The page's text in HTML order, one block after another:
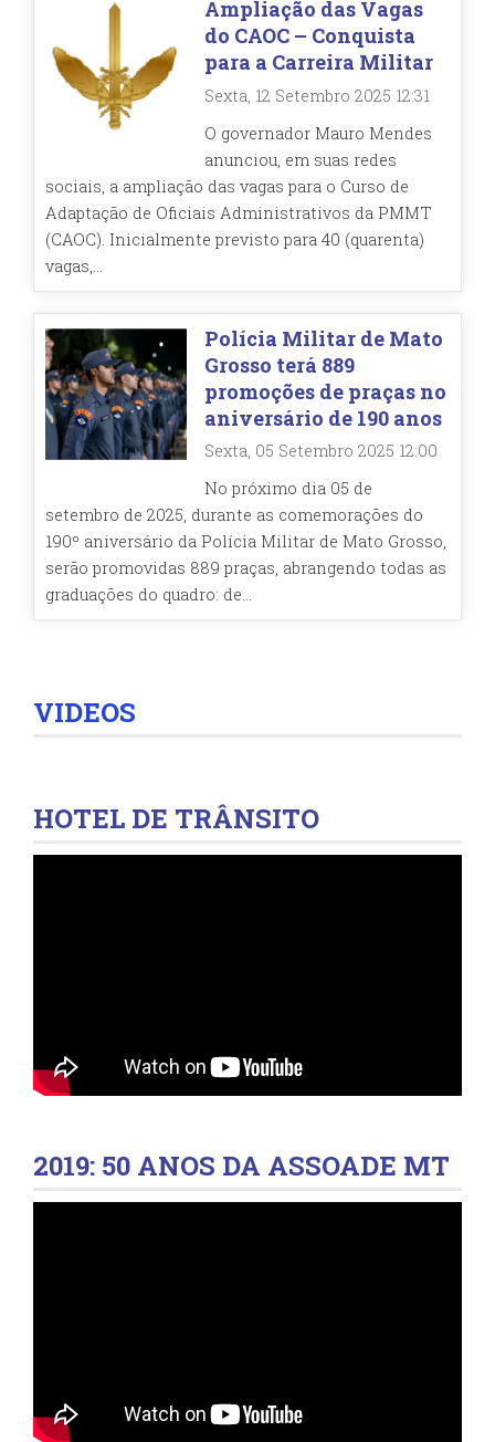
Ampliação das Vagas
do CAOC – Conquista
para a Carreira Militar
Sexta, 12 Setembro 2025 12:31
O governador Mauro Mendes
anunciou, em suas redes
sociais, a ampliação das vagas para o Curso de
Adaptação de Oficiais Administrativos da PMMT
(CAOC). Inicialmente previsto para 40 (quarenta)
vagas,...
Polícia Militar de Mato
Grosso terá 889
promoções de praças no
aniversário de 190 anos
Sexta, 05 Setembro 2025 12:00
No próximo dia 05 de
setembro de 2025, durante as comemorações do
190º aniversário da Polícia Militar de Mato Grosso,
serão promovidas 889 praças, abrangendo todas as
graduações do quadro: de...
VIDEOS
HOTEL DE TRÂNSITO
2019: 50 ANOS DA ASSOADE MT